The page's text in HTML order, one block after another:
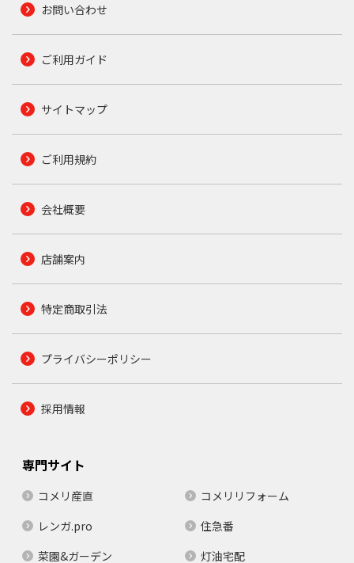
お問い合わせ
ご利用ガイド
サイトマップ
ご利用規約
会社概要
店舗案内
特定商取引法
プライバシーポリシー
採用情報
専門サイト
コメリ産直
コメリリフォーム
レンガ.pro
住急番
菜園&ガーデン
灯油宅配